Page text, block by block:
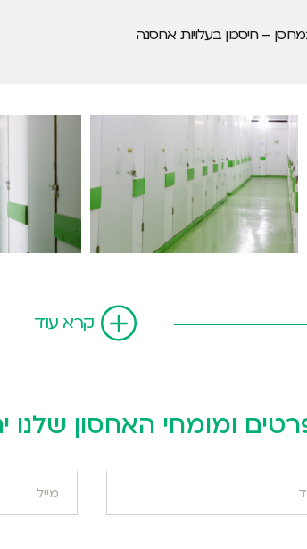
– חיסכון בעלויות אחסנה
קרא עוד
ומומחי האחסון שלנו